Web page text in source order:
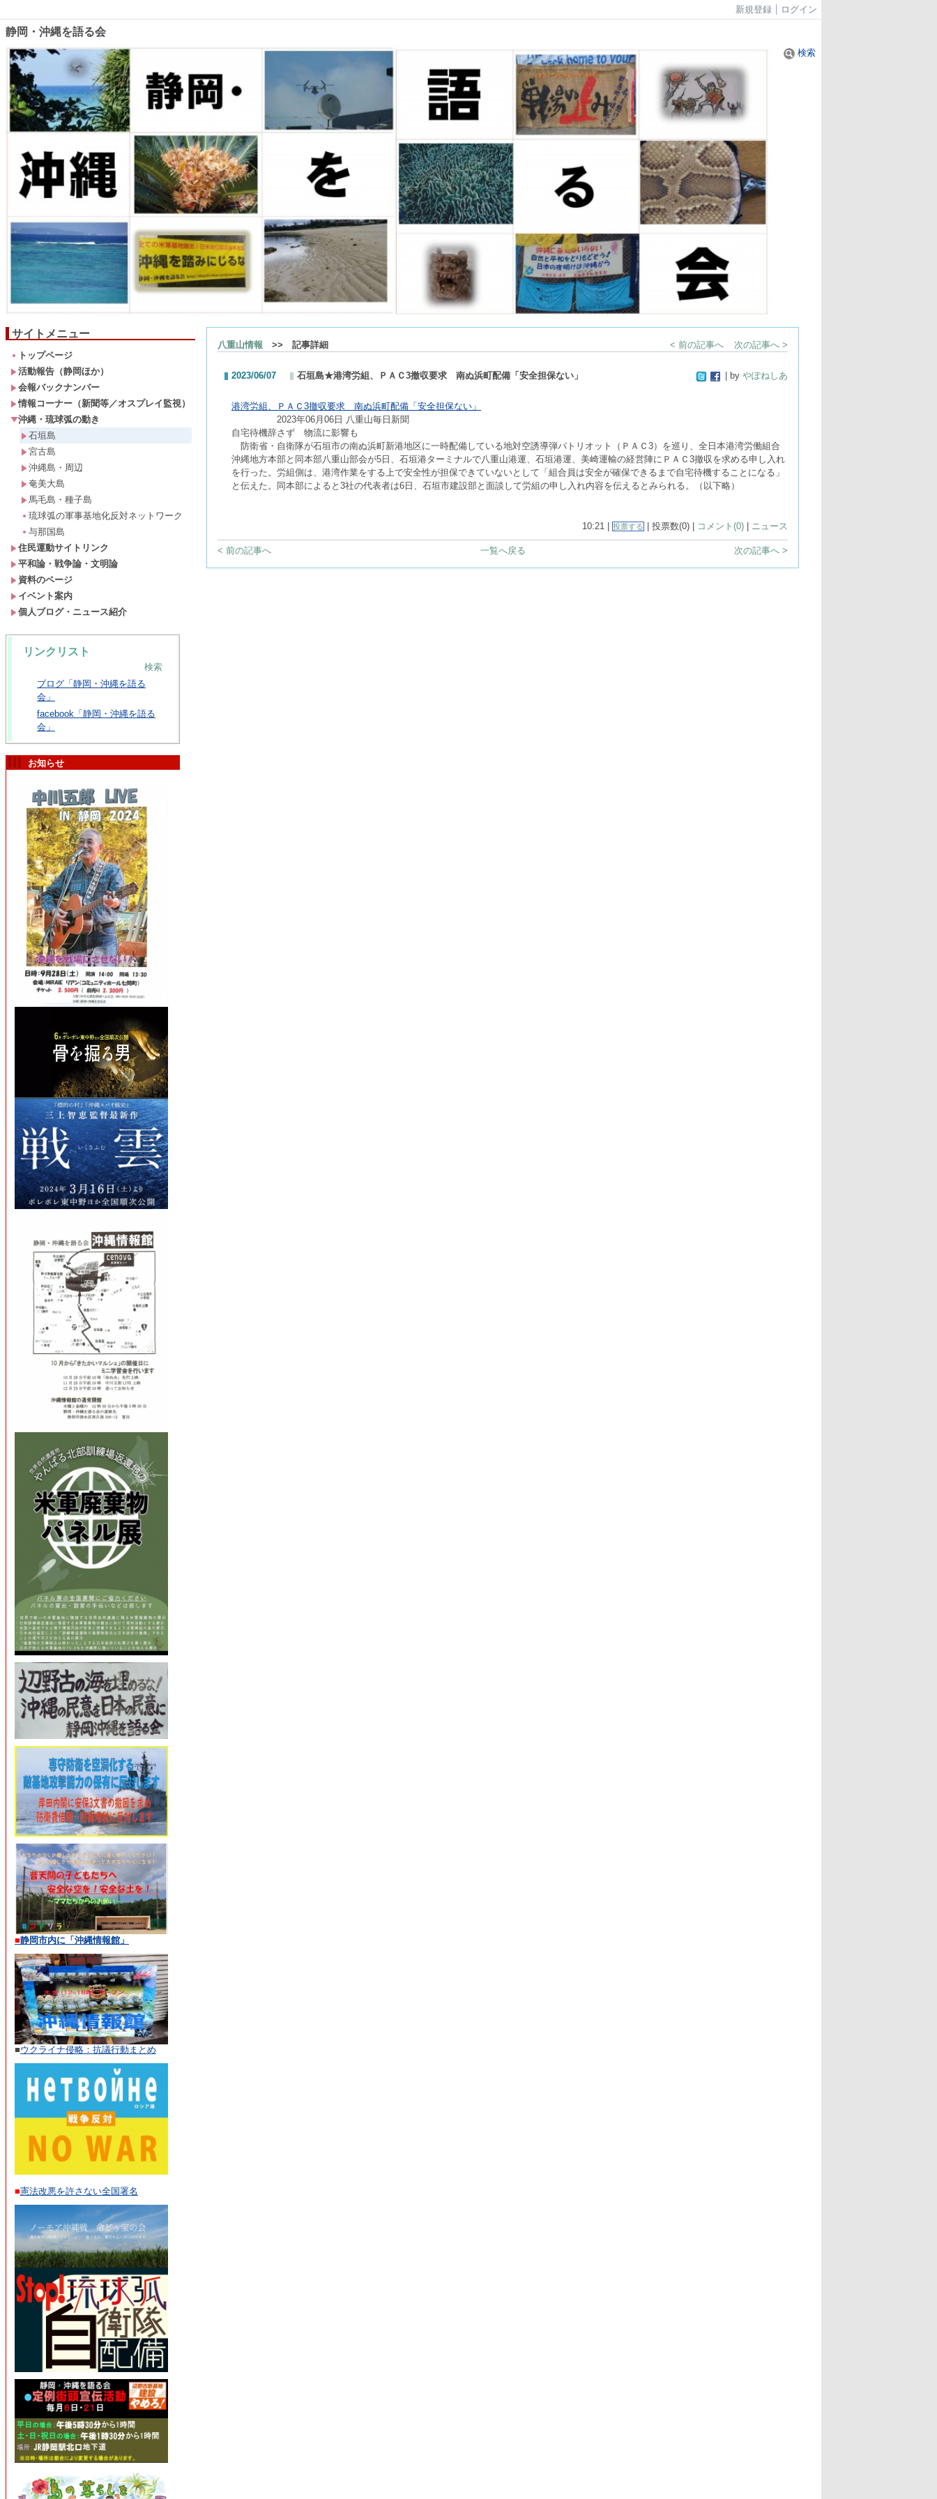
新規登録 ログイン
静岡・沖縄を語る会
検索
サイトメニュー
トップページ
活動報告（静岡ほか）
会報バックナンバー
情報コーナー（新聞等／オスプレイ監視）
沖縄・琉球弧の動き
石垣島
宮古島
沖縄島・周辺
奄美大島
馬毛島・種子島
琉球弧の軍事基地化反対ネットワーク
与那国島
住民運動サイトリンク
平和論・戦争論・文明論
資料のページ
イベント案内
個人ブログ・ニュース紹介
リンクリスト
検索
ブログ「静岡・沖縄を語る
会」
facebook「静岡・沖縄を語る
会」
お知らせ
■静岡市内に「沖縄情報館」
■ウクライナ侵略：抗議行動まとめ
■憲法改悪を許さない全国署名
八重山情報 >> 記事詳細 < 前の記事へ 次の記事へ >
2023/06/07 石垣島★港湾労組、ＰＡＣ3撤収要求 南ぬ浜町配備「安全担保ない」 | by やぽねしあ
港湾労組、ＰＡＣ3撤収要求 南ぬ浜町配備「安全担保ない」
2023年06月06日 八重山毎日新聞
自宅待機辞さず 物流に影響も
防衛省・自衛隊が石垣市の南ぬ浜町新港地区に一時配備している地対空誘導弾パトリオット（ＰＡＣ3）を巡り、全日本港湾労働組合
沖縄地方本部と同本部八重山部会が5日、石垣港ターミナルで八重山港運、石垣港運、美崎運輸の経営陣にＰＡＣ3撤収を求める申し入れ
を行った。労組側は、港湾作業をする上で安全性が担保できていないとして「組合員は安全が確保できるまで自宅待機することになる」
と伝えた。同本部によると3社の代表者は6日、石垣市建設部と面談して労組の申し入れ内容を伝えるとみられる。（以下略）
10:21 | 投票する | 投票数(0) | コメント(0) ニュース
< 前の記事へ 次の記事へ >
一覧へ戻る